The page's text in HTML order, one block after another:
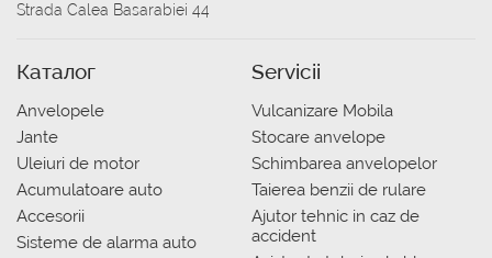
Strada Calea Basarabiei 44
Каталог
Anvelopele
Jante
Uleiuri de motor
Acumulatoare auto
Accesorii
Sisteme de alarma auto
Servicii
Vulcanizare Mobila
Stocare anvelope
Schimbarea anvelopelor
Taierea benzii de rulare
Ajutor tehnic in caz de
accident